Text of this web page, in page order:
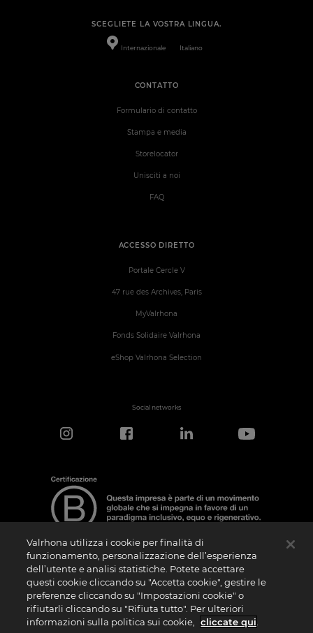
SCEGLIETE LA VOSTRA LINGUA.
Internazionale Italiano
ACCESSO DIRETTO
Portale Cercle V
47 rue des Archives, Paris
MyValrhona
Fonds Solidaire Valrhona
eShop Valrhona Selection
CONTATTO
Formulario di contatto
Stampa e media
Storelocator
Unisciti a noi
FAQ
Social networks
Nota sulla Certificazione
La “Certificazione B Corporation” è un logo che viene concesso in licenza da B Lab,
ente privato no profit, alle aziende che, come la nostra, hanno superato con
successo il B Impact Assessment (“BIA”) e soddisfano quindi i requisiti richiesti da B
Lab in termini di performance sociale e ambientale, responsabilità e trasparenza. Si
specifica che B Lab non è un organismo di valutazione della conformità ai sensi del
Valrhona utilizza i cookie per finalità di
funzionamento, personalizzazione dell’esperienza
dell’utente e analisi statistiche. Potete accettare
questi cookie cliccando su "Accetta cookie", gestire le
preferenze cliccando su "Impostazioni cookie" o
rifiutarli cliccando su "Rifiuta tutto". Per ulteriori
informazioni sulla politica sui cookie,
cliccate qui